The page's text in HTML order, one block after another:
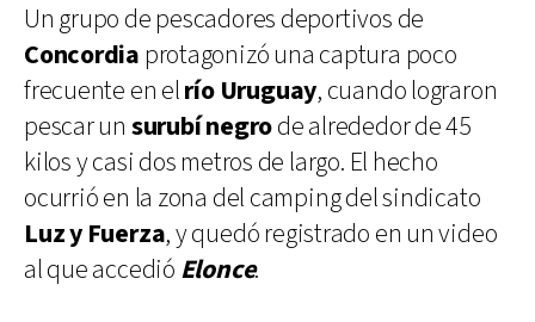
Un grupo de pescadores deportivos de
Concordia protagonizó una captura poco
frecuente en elrío Uruguay, cuando lograron
pescar un surubí negrode alrededor de 45
kilos y casi dos metros de largo. El hecho
ocurrió en la zona del camping del sindicato
Luz y Fuerza, y quedó registrado en un video
al que accedió Elonce.